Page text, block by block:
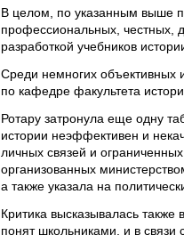
В целом, по указанным выше
профессиональных, честных,
разработкой учебников
Среди немногих объективных
по кафедре факультета
Ротару затронула еще одну
истории неэффективен и
личных связей и
организованных
а также указала на
Критика высказывалась
понят школьниками, и в